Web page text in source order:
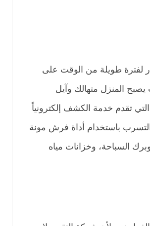
لفترة طويلة من الوقت على
يصبح المنزل متهالك وآيل
تقدم خدمة الكشف إلكترونياً
باستخدام أداة فرش مونة
السباحة، وخزانات مياه